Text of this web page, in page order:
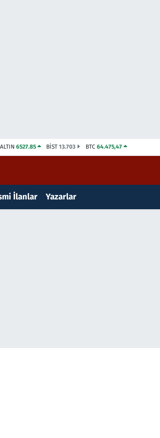
ALTIN 6527.85 BİST13.703 BTC 64.475,47
İlanlar Yazarlar